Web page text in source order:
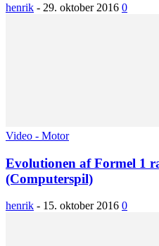
henrik - 29. oktober 2016 0
Video - Motor
Evolutionen af Formel 1
(Computerspil)
henrik - 15. oktober 2016 0